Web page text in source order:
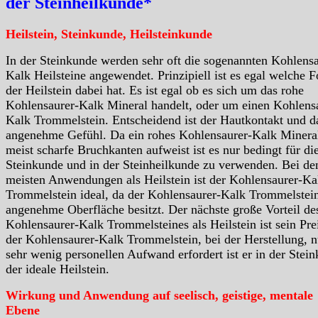
Heilstein, Steinkunde, Heilsteinkunde
In der Steinkunde werden sehr oft die sogenannten
Kalk Heilsteine angewendet. Prinzipiell ist es egal welche
der Heilstein dabei hat. Es ist egal ob es sich um das rohe
Kohlensaurer-Kalk Mineral handelt, oder um einen
Kalk Trommelstein. Entscheidend ist der Hautkontakt und
angenehme Gefühl. Da ein rohes Kohlensaurer-Kalk
meist scharfe Bruchkanten aufweist ist es nur bedingt für
Steinkunde und in der Steinheilkunde zu verwenden. Bei
meisten Anwendungen als Heilstein ist der Kohlensaurer-
Trommelstein ideal, da der Kohlensaurer-Kalk
angenehme Oberfläche besitzt. Der nächste große Vorteil
Kohlensaurer-Kalk Trommelsteines als Heilstein ist sein
der Kohlensaurer-Kalk Trommelstein, bei der Herstellung,
sehr wenig personellen Aufwand erfordert ist er in der
der ideale Heilstein.
Wirkung und Anwendung auf seelisch, geistige, mentale
Ebene